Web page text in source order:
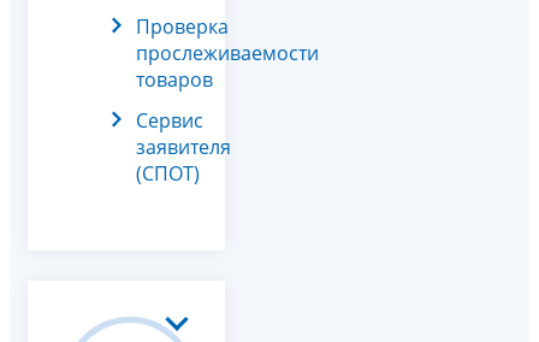
Проверка
прослеживаемости
товаров
Сервис
заявителя
(СПОТ)